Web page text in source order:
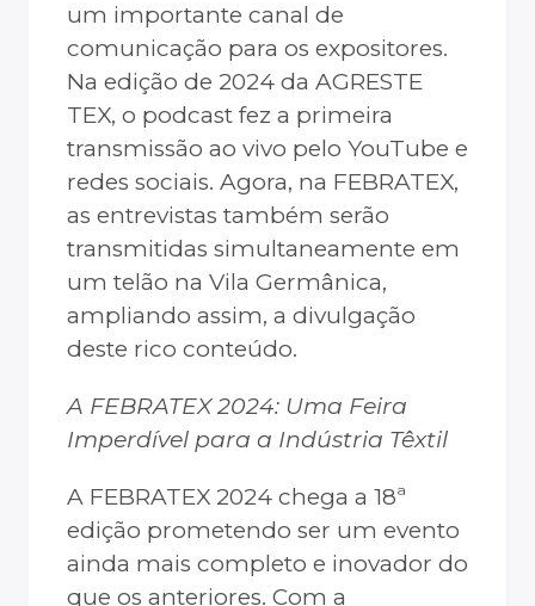
um importante canal de
comunicação para os expositores.
Na edição de 2024 da AGRESTE
TEX, o podcast fez a primeira
transmissão ao vivo pelo YouTube e
redes sociais. Agora, na FEBRATEX,
as entrevistas também serão
transmitidas simultaneamente em
um telão na Vila Germânica,
ampliando assim, a divulgação
deste rico conteúdo.
A FEBRATEX 2024: Uma Feira
Imperdível para a Indústria Têxtil
A FEBRATEX 2024 chega a 18ª
edição prometendo ser um evento
ainda mais completo e inovador do
que os anteriores. Com a